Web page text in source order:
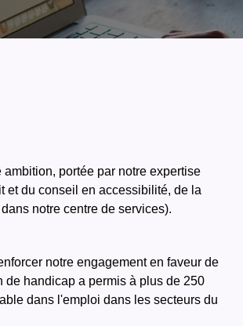
portée par notre expertise
et du conseil en accessibilité, de la
notre centre de services).
notre engagement en faveur de
de handicap a permis à plus de 250
dans l'emploi dans les secteurs du